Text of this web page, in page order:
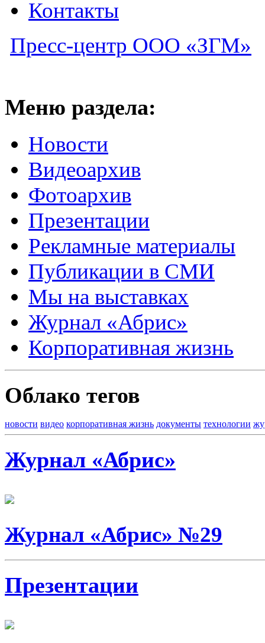
Контакты
Пресс-центр ООО «ЗГМ»
Меню раздела:
Новости
Видеоархив
Фотоархив
Презентации
Рекламные материалы
Публикации в СМИ
Мы на выставках
Журнал «Абрис»
Корпоративная жизнь
Облако тегов
новости видео корпоративная жизнь документы технологии
Журнал «Абрис»
Журнал «Абрис» №29
Презентации